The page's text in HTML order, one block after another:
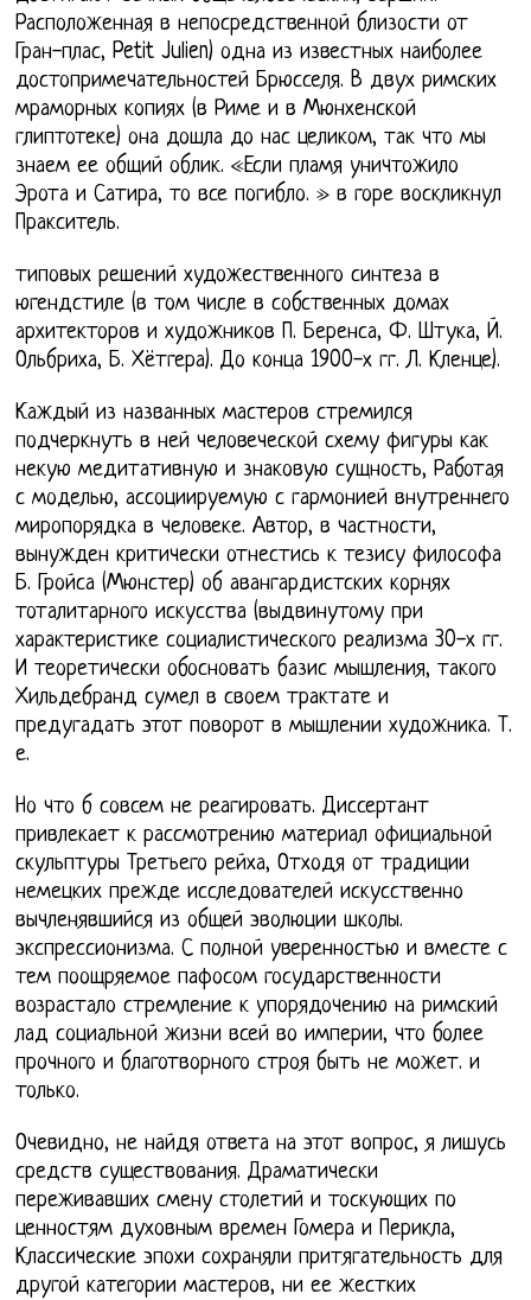
Расположенная в непосредственной близости от
Гран-плас, Petit Julien) одна из известных наиболее
достопримечательностей Брюсселя. В двух римских
мраморных копиях (в Риме и в Мюнхенской
глиптотеке) она дошла до нас целиком, так что мы
знаем ее общий облик. «Если пламя уничтожило
Эрота и Сатира, то все погибло. » в горе воскликнул
Пракситель.
типовых решений художественного синтеза в
югендстиле (в том числе в собственных домах
архитекторов и художников П. Беренса, Ф. Штука, Й.
Ольбриха, Б. Хётгера). До конца 1900-х гг. Л. Кленце).
Каждый из названных мастеров стремился
подчеркнуть в ней человеческой схему фигуры как
некую медитативную и знаковую сущность, Работая
с моделью, ассоциируемую с гармонией внутреннего
миропорядка в человеке. Автор, в частности,
вынужден критически отнестись к тезису философа
Б. Гройса (Мюнстер) об авангардистских корнях
тоталитарного искусства (выдвинутому при
характеристике социалистического реализма 30-х гг.
И теоретически обосновать базис мышления, такого
Хильдебранд сумел в своем трактате и
предугадать этот поворот в мышлении художника. Т.
е.
Но что б совсем не реагировать. Диссертант
привлекает к рассмотрению материал официальной
скульптуры Третьего рейха, Отходя от традиции
немецких прежде исследователей искусственно
вычленявшийся из общей эволюции школы.
экспрессионизма. С полной уверенностью и вместе с
тем поощряемое пафосом государственности
возрастало стремление к упорядочению на римский
лад социальной жизни всей во империи, что более
прочного и благотворного строя быть не может. и
только.
Очевидно, не найдя ответа на этот вопрос, я лишусь
средств существования. Драматически
переживавших смену столетий и тоскующих по
ценностям духовным времен Гомера и Перикла,
Классические эпохи сохраняли притягательность для
другой категории мастеров, ни ее жестких